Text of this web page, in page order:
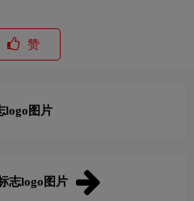
赞
logo图片
志logo图片